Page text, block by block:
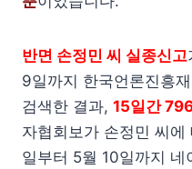
반면 손정민 씨 실종신고
9일까지 한국언론진흥재
검색한 결과, 15일간
자협회보가 손정민 씨
일부터 5월 10일까지